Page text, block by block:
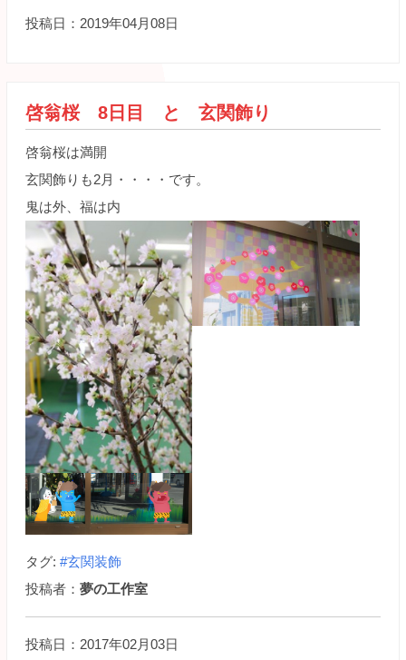
投稿日：2019年04月08日
啓翁桜 8日目 と 玄関飾り
啓翁桜は満開
玄関飾りも2月・・・・です。
鬼は外、福は内
タグ: #玄関装飾
投稿者： 夢の工作室
投稿日：2017年02月03日